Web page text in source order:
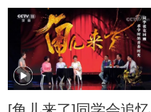
演：应宁